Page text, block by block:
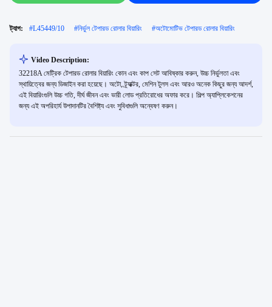
ট্যাগ: #L45449/10 #নির্ভুল টেপারড রোলার বিয়ারিং #অটোমোটিভ টেপারড রোলার বিয়ারিং
Video Description:
32218A মেট্রিক টেপারড রোলার বিয়ারিং কোন এবং কাপ সেট আবিষ্কার করুন, উচ্চ নির্ভুলতা এবং
স্থায়িত্বের জন্য ডিজাইন করা হয়েছে। অটো, ট্র্যাক্টর, মেশিন টুলস এবং আরও অনেক কিছুর জন্য আদর্শ,
এই বিয়ারিংগুলি উচ্চ গতি, দীর্ঘ জীবন এবং ভারী লোড প্রতিরোধের অফার করে। শিল্প অ্যাপ্লিকেশনের
জন্য এই অপরিহার্য উপাদানটির বৈশিষ্ট্য এবং সুবিধাগুলি অন্বেষণ করুন।